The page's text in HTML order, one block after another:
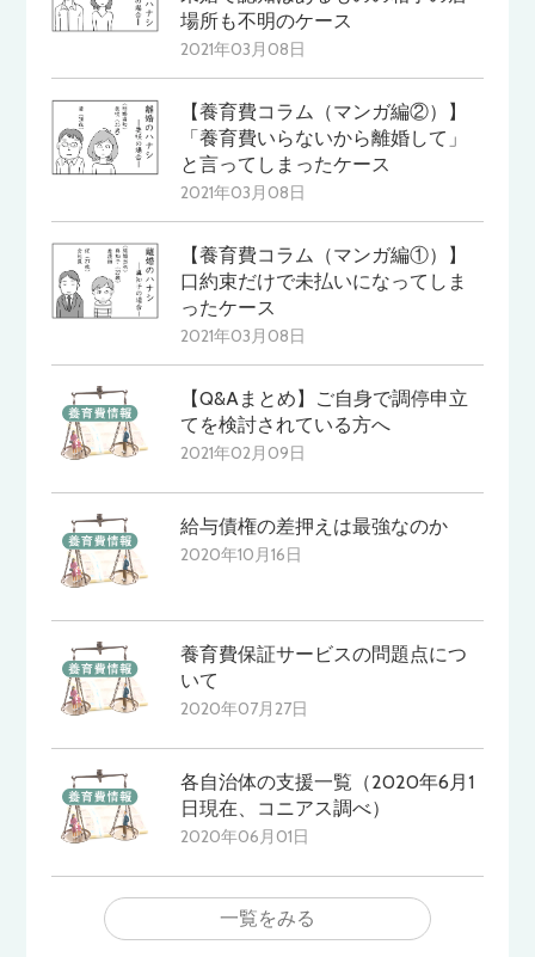
場所も不明のケース
2021年03月08日
【養育費コラム（マンガ編②）】
「養育費いらないから離婚して」
と言ってしまったケース
2021年03月08日
【養育費コラム（マンガ編①）】
口約束だけで未払いになってしま
ったケース
2021年03月08日
【Q&Aまとめ】ご自身で調停申立
てを検討されている方へ
2021年02月09日
給与債権の差押えは最強なのか
2020年10月16日
養育費保証サービスの問題点につ
いて
2020年07月27日
各自治体の支援一覧（2020年6月1
日現在、コニアス調べ）
2020年06月01日
一覧をみる